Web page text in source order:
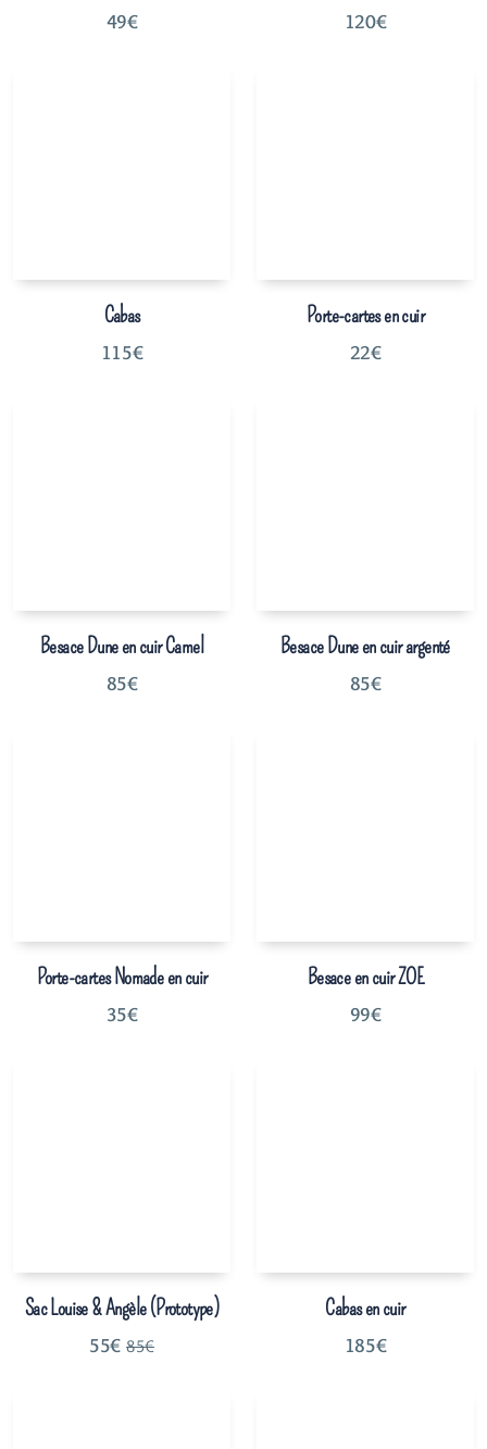
49€ 120€
Cabas
115€
Porte-cartes en cuir
22€
Besace Dune en cuir Camel
85€
Besace Dune en cuir argenté
85€
Porte-cartes Nomade en cuir
35€
Besace en cuir ZOE
99€
Sac Louise & Angèle (Prototype)
55€ 85€
Cabas en cuir
185€